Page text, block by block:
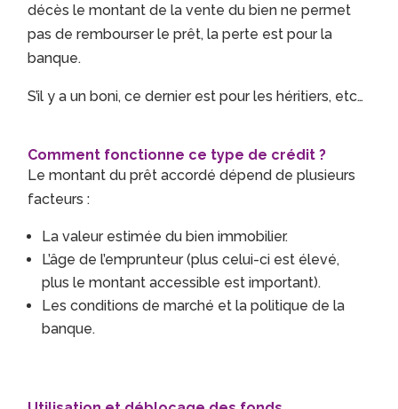
décès le montant de la vente du bien ne permet
pas de rembourser le prêt, la perte est pour la
banque.
S’il y a un boni, ce dernier est pour les héritiers, etc…
Comment fonctionne ce type de crédit ?
Le montant du prêt accordé dépend de plusieurs
facteurs :
La valeur estimée du bien immobilier.
L’âge de l’emprunteur (plus celui-ci est élevé,
plus le montant accessible est important).
Les conditions de marché et la politique de la
banque.